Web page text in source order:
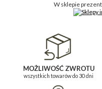
W sklepie
MOŻLIWOŚĆ ZWROTU
wszystkich towarów do 30 dni